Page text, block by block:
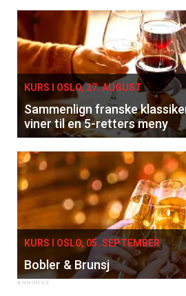
KURS I OSLO, 27. AUGUST
Sammenlign franske
viner til en 5-retters meny
KURS I OSLO, 05. SEPTEMBER
Bobler & Brunsj